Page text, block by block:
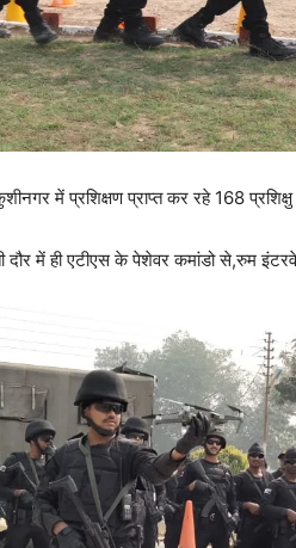
में प्रशिक्षण प्राप्त कर रहे 168
दौर में ही एटीएस के पेशेवर कमांडो से,रुम